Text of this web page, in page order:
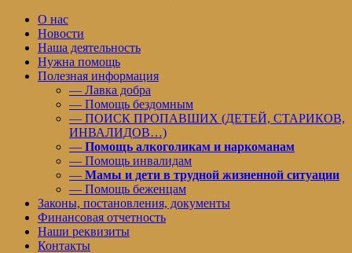
О нас
Новости
Наша деятельность
Нужна помощь
Полезная информация
— Лавка добра
— Помощь бездомным
— ПОИСК ПРОПАВШИХ (ДЕТЕЙ, СТАРИКОВ,
ИНВАЛИДОВ…)
— Помощь алкоголикам и наркоманам
— Помощь инвалидам
— Мамы и дети в трудной жизненной ситуации
— Помощь беженцам
Законы, постановления, документы
Финансовая отчетность
Наши реквизиты
Контакты